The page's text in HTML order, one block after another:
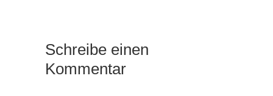
Schreibe einen
Kommentar